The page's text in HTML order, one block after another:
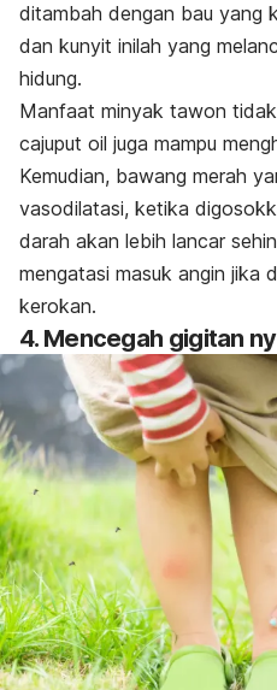
ditambah dengan bau yang
dan kunyit inilah yang
hidung.
Manfaat minyak tawon
cajuput oil juga mampu
Kemudian, bawang merah
vasodilatasi, ketika
darah akan lebih lancar
mengatasi masuk angin jika
kerokan.
4. Mencegah gigitan